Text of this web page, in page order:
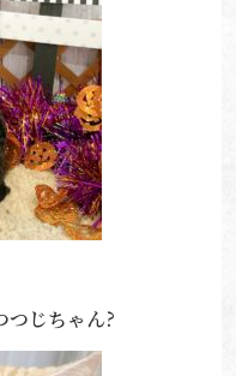
つじちゃん?